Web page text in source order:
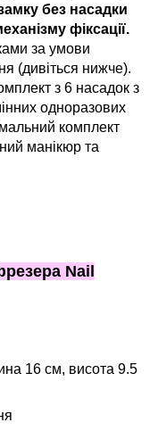
без насадки
фіксації.
за умови
(дивіться нижче).
з 6 насадок з
одноразових
комплект
манікюр та
Nail
16 см, висота 9.5